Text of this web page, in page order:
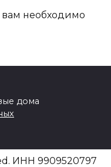
необходимо
дома
ИНН 9909520797